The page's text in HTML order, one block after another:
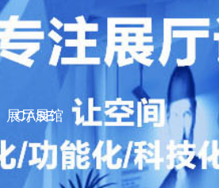
展厅展馆
CASE